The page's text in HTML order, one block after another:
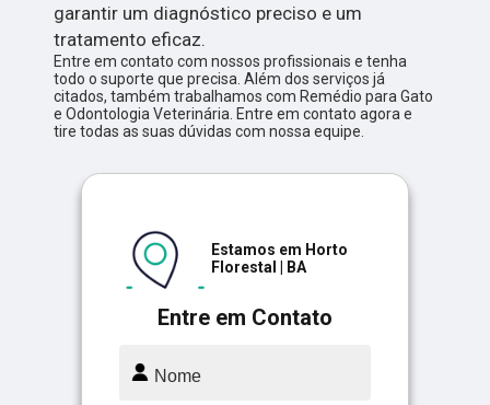
garantir um diagnóstico preciso e um
tratamento eficaz.
Entre em contato com nossos profissionais e tenha
todo o suporte que precisa. Além dos serviços já
citados, também trabalhamos com Remédio para Gato
e Odontologia Veterinária. Entre em contato agora e
tire todas as suas dúvidas com nossa equipe.
Entre em Contato
Estamos em Horto
Florestal | BA